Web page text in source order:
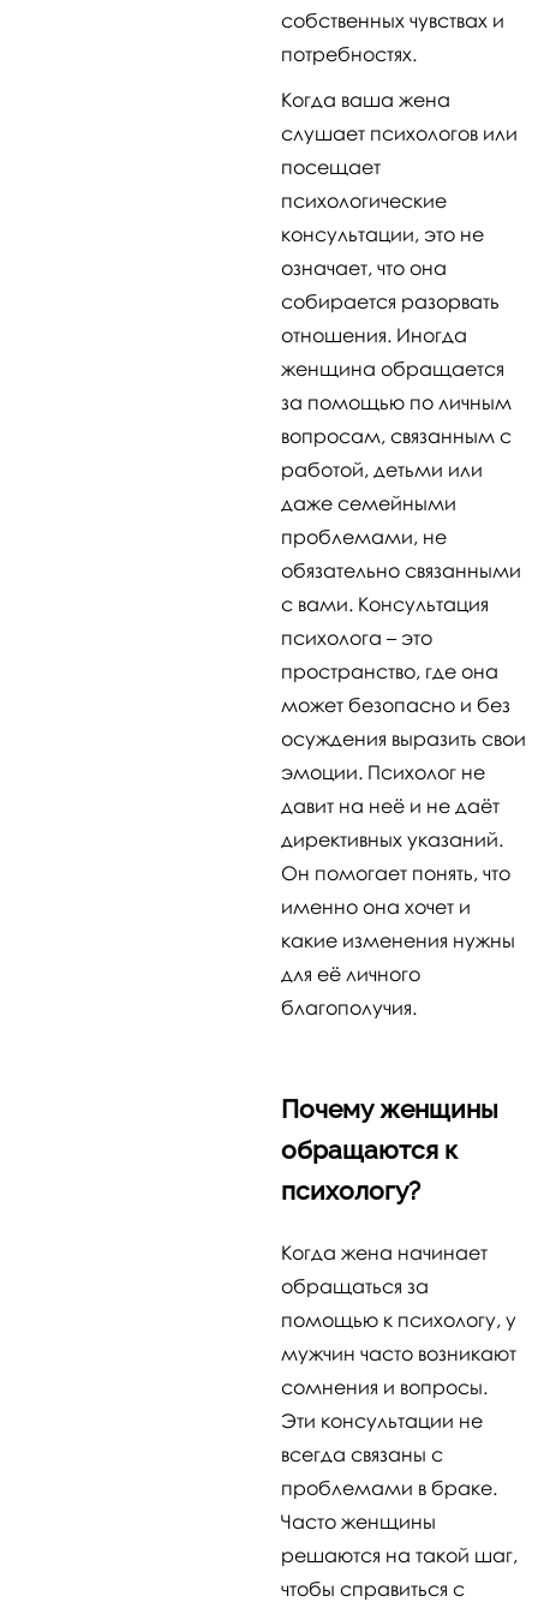
собственных чувствах и
потребностях.
Когда ваша жена
слушает психологов или
посещает
психологические
консультации, это не
означает, что она
собирается разорвать
отношения. Иногда
женщина обращается
за помощью по личным
вопросам, связанным с
работой, детьми или
даже семейными
проблемами, не
обязательно связанными
с вами. Консультация
психолога – это
пространство, где она
может безопасно и без
осуждения выразить свои
эмоции. Психолог не
давит на неё и не даёт
директивных указаний.
Он помогает понять, что
именно она хочет и
какие изменения нужны
для её личного
благополучия.
Почему женщины
обращаются к
психологу?
Когда жена начинает
обращаться за
помощью к психологу, у
мужчин часто возникают
сомнения и вопросы.
Эти консультации не
всегда связаны с
проблемами в браке.
Часто женщины
решаются на такой шаг,
чтобы справиться с